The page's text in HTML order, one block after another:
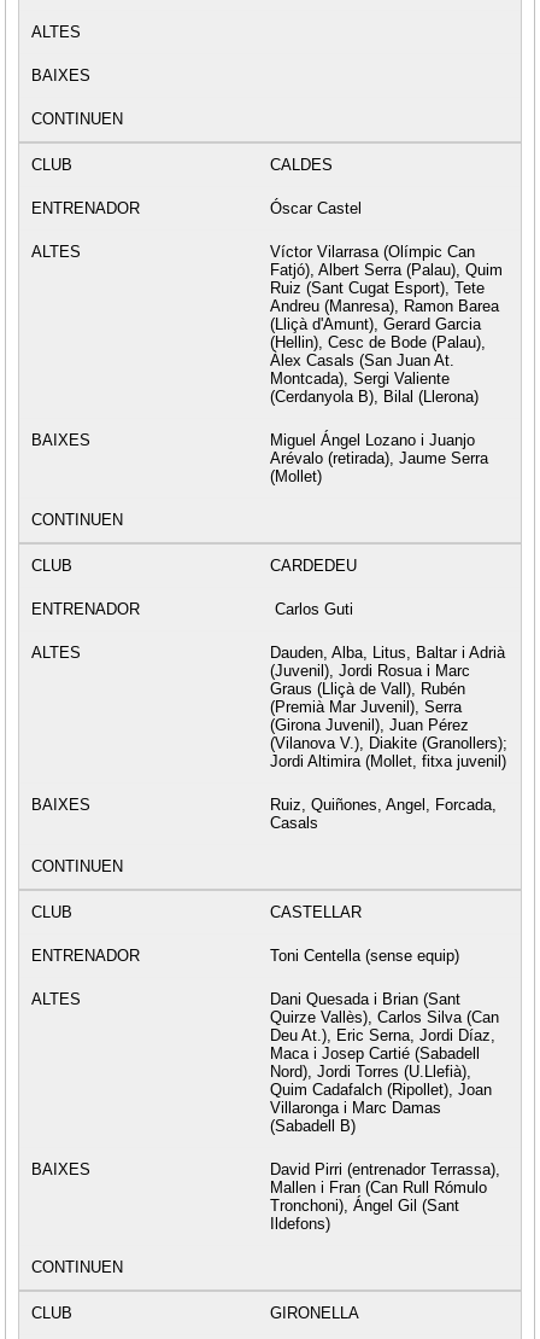
CALDES
Óscar Castel
Víctor Vilarrasa (Olímpic Can
Fatjó), Albert Serra (Palau), Quim
Ruiz (Sant Cugat Esport), Tete
Andreu (Manresa), Ramon Barea
(Lliçà d'Amunt), Gerard Garcia
(Hellin), Cesc de Bode (Palau),
Àlex Casals (San Juan At.
Montcada), Sergi Valiente
(Cerdanyola B), Bilal (Llerona)
Miguel Ángel Lozano i Juanjo
Arévalo (retirada), Jaume Serra
(Mollet)
CARDEDEU
Carlos Guti
Dauden, Alba, Litus, Baltar i Adrià
(Juvenil), Jordi Rosua i Marc
Graus (Lliçà de Vall), Rubén
(Premià Mar Juvenil), Serra
(Girona Juvenil), Juan Pérez
(Vilanova V.), Diakite (Granollers);
Jordi Altimira (Mollet, fitxa juvenil)
Ruiz, Quiñones, Angel, Forcada,
Casals
CASTELLAR
Toni Centella (sense equip)
Dani Quesada i Brian (Sant
Quirze Vallès), Carlos Silva (Can
Deu At.), Eric Serna, Jordi Díaz,
Maca i Josep Cartié (Sabadell
Nord), Jordi Torres (U.Llefià),
Quim Cadafalch (Ripollet), Joan
Villaronga i Marc Damas
(Sabadell B)
David Pirri (entrenador Terrassa),
Mallen i Fran (Can Rull Rómulo
Tronchoni), Ángel Gil (Sant
Ildefons)
GIRONELLA